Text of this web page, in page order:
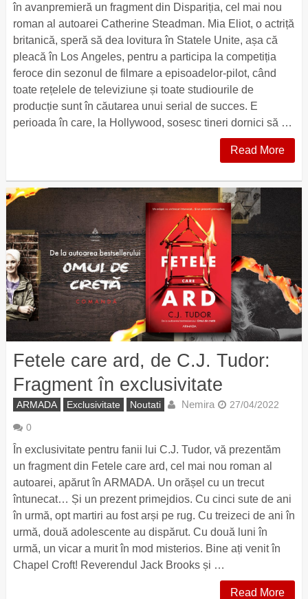
în avanpremieră un fragment din Dispariția, cel mai nou
roman al autoarei Catherine Steadman. Mia Eliot, o actriță
britanică, speră să dea lovitura în Statele Unite, așa că
pleacă în Los Angeles, pentru a participa la competiția
feroce din sezonul de filmare a episoadelor-pilot, când
toate rețelele de televiziune și toate studiourile de
producție sunt în căutarea unui serial de succes. E
perioada în care, la Hollywood, sosesc tineri dornici să …
Read More
Fetele care ard, de C.J. Tudor:
Fragment în exclusivitate
ARMADA Exclusivitate Noutati Nemira 27/04/2022
0
În exclusivitate pentru fanii lui C.J. Tudor, vă prezentăm
un fragment din Fetele care ard, cel mai nou roman al
autoarei, apărut în ARMADA. Un orășel cu un trecut
întunecat… Și un prezent primejdios. Cu cinci sute de ani
în urmă, opt martiri au fost arși pe rug. Cu treizeci de ani în
urmă, două adolescente au dispărut. Cu două luni în
urmă, un vicar a murit în mod misterios. Bine ați venit în
Chapel Croft! Reverendul Jack Brooks și …
Read More